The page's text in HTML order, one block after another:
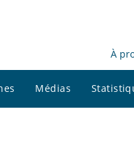
À
Médias